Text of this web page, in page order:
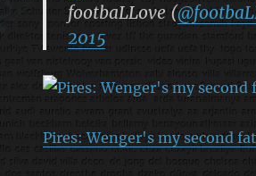
footbaLLove (
2015
Pires: Wenger's my second